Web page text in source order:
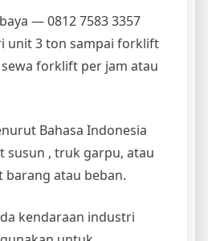
— 0812 7583 3357
unit 3 ton sampai forklift
forklift per jam atau
Bahasa Indonesia
susun , truk garpu, atau
barang atau beban.
kendaraan industri